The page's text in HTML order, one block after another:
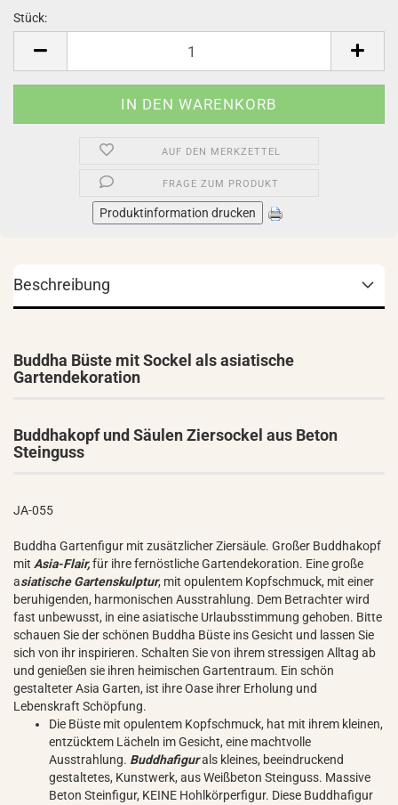
Stück:
AUF DEN MERKZETTEL
FRAGE ZUM PRODUKT
Produktinformation drucken
Beschreibung
Buddha Büste mit Sockel als asiatische
Gartendekoration
Buddhakopf und Säulen Ziersockel aus Beton
Steinguss
JA-055
Buddha Gartenfigur mit zusätzlicher Ziersäule. Großer Buddhakopf
mit Asia-Flair,für ihre fernöstliche Gartendekoration. Eine große
asiatische Gartenskulptur, mit opulentem Kopfschmuck, mit einer
beruhigenden, harmonischen Ausstrahlung. Dem Betrachter wird
fast unbewusst, in eine asiatische Urlaubsstimmung gehoben. Bitte
schauen Sie der schönen Buddha Büste ins Gesicht und lassen Sie
sich von ihr inspirieren. Schalten Sie von ihrem stressigen Alltag ab
und genießen sie ihren heimischen Gartentraum. Ein schön
gestalteter Asia Garten, ist ihre Oase ihrer Erholung und
Lebenskraft Schöpfung.
Die Büste mit opulentem Kopfschmuck, hat mit ihrem kleinen,
entzücktem Lächeln im Gesicht, eine machtvolle
Ausstrahlung. Buddhafigurals kleines, beeindruckend
gestaltetes, Kunstwerk, aus Weißbeton Steinguss. Massive
Beton Steinfigur, KEINE Hohlkörperfigur. Diese Buddhafigur